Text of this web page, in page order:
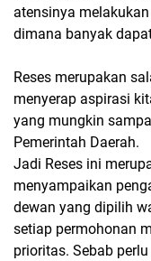
atensinya
dimana banyak
Reses merupakan
menyerap aspirasi
yang mungkin
Pemerintah Daerah.
Jadi Reses ini
menyampaikan
dewan yang dipilih
setiap permohonan
prioritas. Sebab